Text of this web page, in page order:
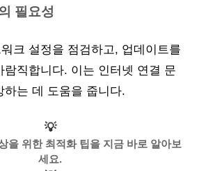
필요성
크 설정을 점검하고, 업데이트를
람직합니다. 이는 인터넷 연결 문
하는 데 도움을 줍니다.
💡
을 위한 최적화 팁을 지금 바로 알아보
세요.